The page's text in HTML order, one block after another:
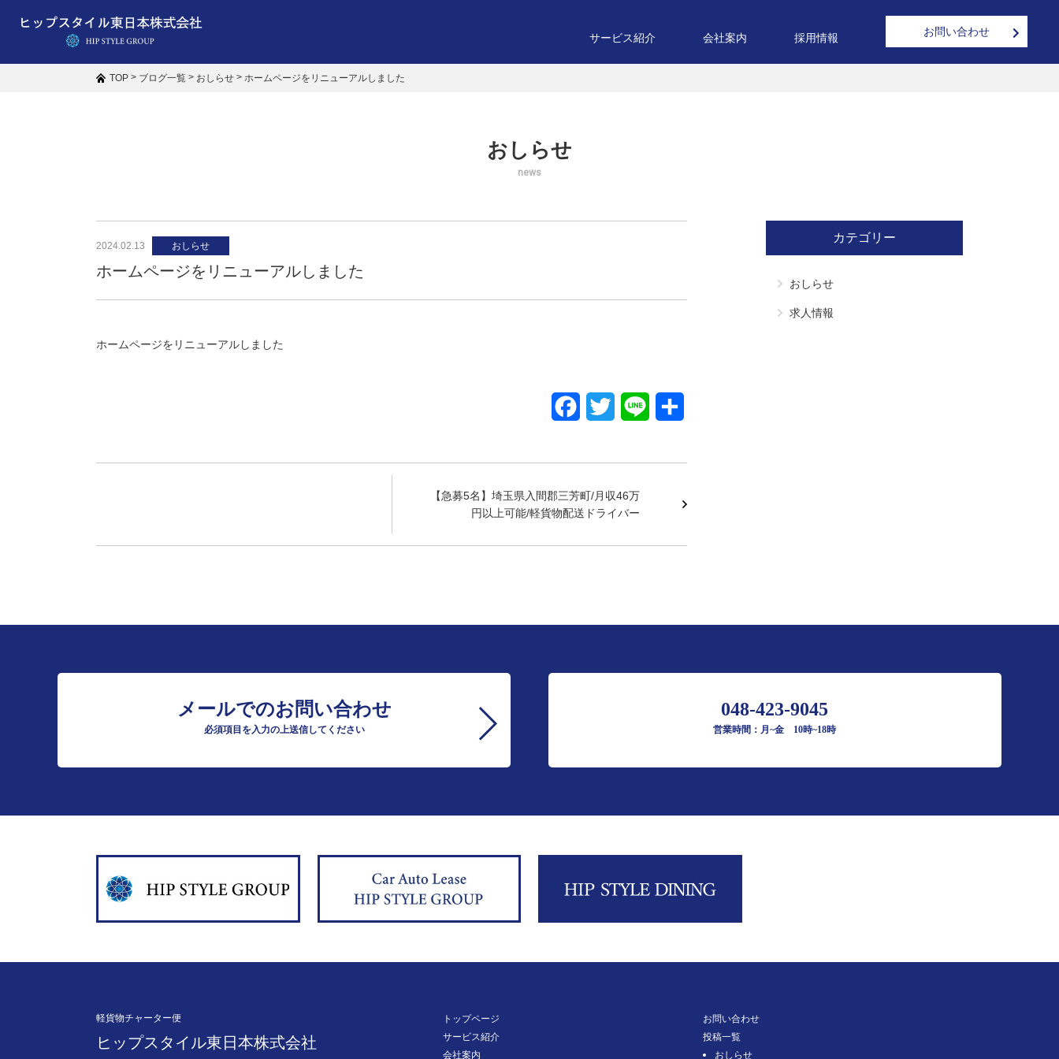
サービス紹介 会社案内 採用情報 お問い合わせ
TOP > ブログ一覧 > おしらせ > ホームページをリニューアルしました
おしらせ
news
2024.02.13 おしらせ
ホームページをリニューアルしました
ホームページをリニューアルしました
c
e
b
o
i
e
n
【急募5名】埼玉県入間郡三芳町/月収46万
円以上可能/軽貨物配送ドライバー
カテゴリー
おしらせ
求人情報
メールでのお問い合わせ
必須項目を入力の上送信してください
048-423-9045
営業時間：月~金 10時~18時
軽貨物チャーター便
ヒップスタイル東日本株式会社
トップページ
サービス紹介
会社案内
お問い合わせ
投稿一覧
おしらせ